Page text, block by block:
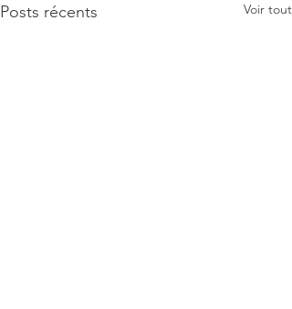
Posts récents Voir tout